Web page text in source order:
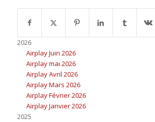
2026
Airplay Juin 2026
Airplay mai 2026
Airplay Avril 2026
Airplay Mars 2026
Airplay Février 2026
Airplay Janvier 2026
2025